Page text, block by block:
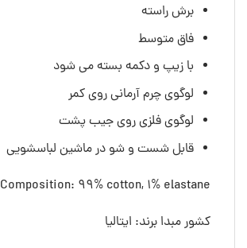
برش راسته
فاق متوسط
با زیپ و دکمه بسته می شود
لوگوی چرم آرمانی روی کمر
لوگوی فلزی روی جیب پشت
قابل شست و شو در ماشین لباسشویی
Composition: 99% cotton, 1% elastane
کشور مبدا برند: ایتالیا